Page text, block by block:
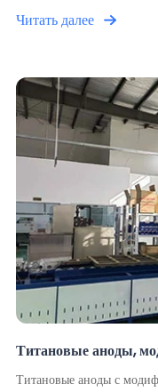
Читать далее
Титановые аноды,
Титановые аноды с